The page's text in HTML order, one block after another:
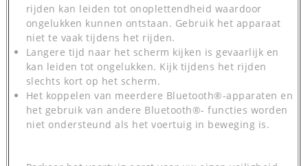
rijden kan leiden tot onoplettendheid waardoor
ongelukken kunnen ontstaan. Gebruik het apparaat
niet te vaak tijdens het rijden.
Langere tijd naar het scherm kijken is gevaarlijk en
kan leiden tot ongelukken. Kijk tijdens het rijden
slechts kort op het scherm.
Het koppelen van meerdere Bluetooth®-apparaten en
het gebruik van andere Bluetooth®- functies worden
niet ondersteund als het voertuig in beweging is.